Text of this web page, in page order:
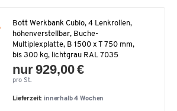
Bott Werkbank Cubio, 4 Lenkrollen,
höhenverstellbar, Buche-
Multiplexplatte, B 1500 x T 750 mm,
bis 300 kg, lichtgrau RAL 7035
nur 929,00 €
pro St.
Lieferzeit: innerhalb 4 Wochen